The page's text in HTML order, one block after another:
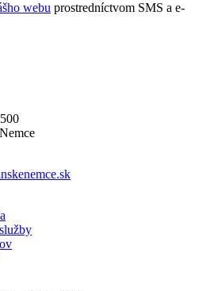
webu prostredníctvom SMS a e-